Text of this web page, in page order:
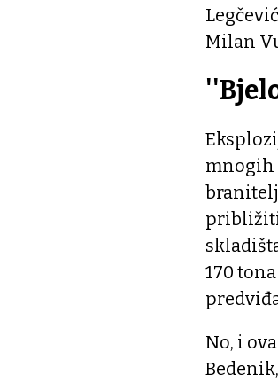
Milan
mnogih
približiti
170
No, i